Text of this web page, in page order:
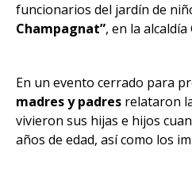
funcionarios del jardín de
Champagnat”, en la
En un evento cerrado para
madres y padres relataron
vivieron sus hijas e hijos
años de edad, así como los